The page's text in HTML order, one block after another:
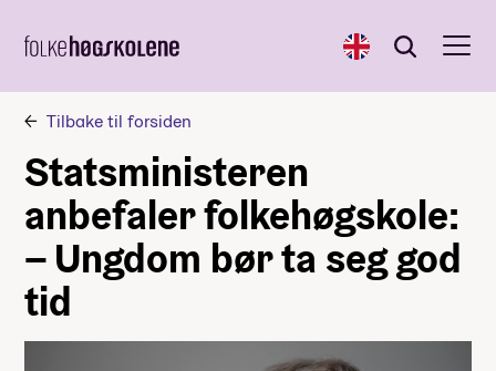
English Søk
Søk
Tilbake til forsiden
Statsministeren
anbefaler folkehøgskole:
– Ungdom bør ta seg god
tid